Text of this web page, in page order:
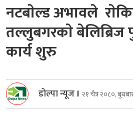
नटबाेल्ड अभावले
तल्लुबगरकाे बेलिब्रिज
कार्य शुरु
डोल्पा न्यूज । २१ चैत्र २०८०,